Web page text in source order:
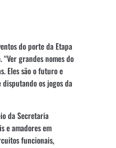
do porte da Etapa
grandes nomes do
Eles são o futuro e
os jogos da
da Secretaria
e amadores em
funcionais,